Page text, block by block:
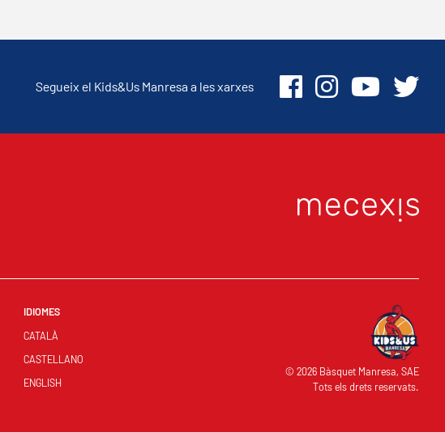
Segueix el Kids&Us Manresa a les xarxes
IDIOMES
CATALÀ
CASTELLANO
ENGLISH
© 2026 Bàsquet Manresa, SAE
Tots els drets reservats.